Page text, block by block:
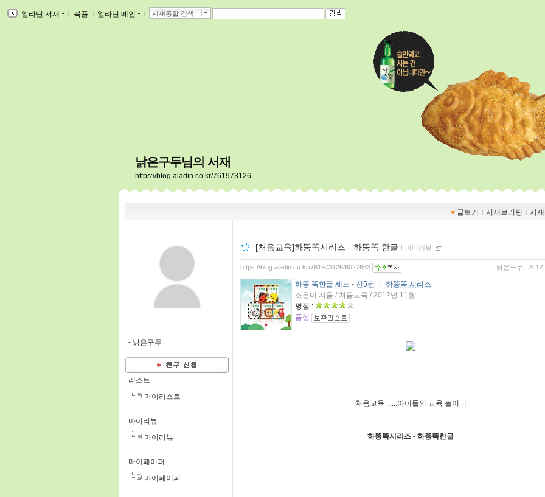
알라딘 서재 ｌ 북플 ｌ 알라딘 메인 ｌ 서재통합 검색
낡은구두님의 서재
https://blog.aladin.co.kr/761973126
글보기 ｌ 서재브리핑 ｌ 서
- 낡은구두
리스트
마이리스트
마이리뷰
마이리뷰
마이페이퍼
마이페이퍼
[처음교육]하뚱똑시리즈 - 하뚱똑 한글 ｌ 마이리뷰
낡은구두 l
https://blog.aladin.co.kr/761973126/6027683
하뚱 똑한글 세트 - 전5권
하뚱똑 시리즈
조은미 지음 / 처음교육 / 2012년 11월
평점 :
품절
처음교육 ......아이들의 교육 놀이터
하뚱똑시리즈 - 하뚱똑한글